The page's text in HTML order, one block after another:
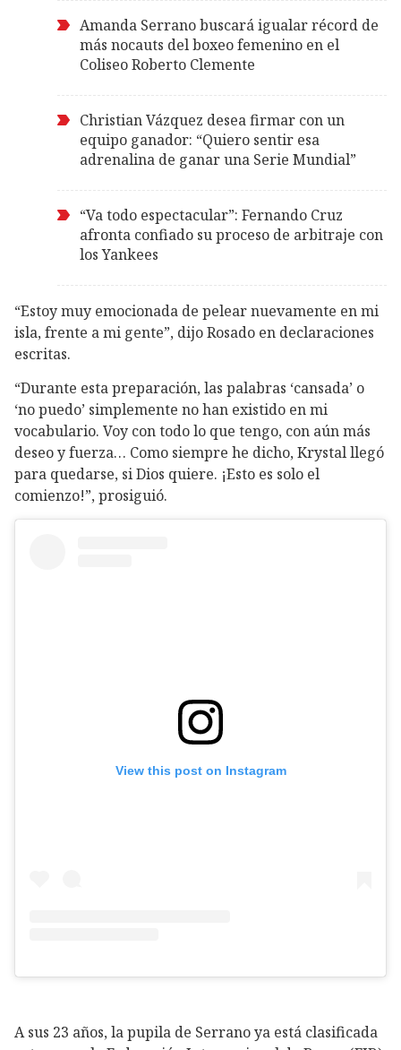
Amanda Serrano buscará igualar récord de
más nocauts del boxeo femenino en el
Coliseo Roberto Clemente
Christian Vázquez desea firmar con un
equipo ganador: “Quiero sentir esa
adrenalina de ganar una Serie Mundial”
“Va todo espectacular”: Fernando Cruz
afronta confiado su proceso de arbitraje con
los Yankees
“Estoy muy emocionada de pelear nuevamente en mi
isla, frente a mi gente”, dijo Rosado en declaraciones
escritas.
“Durante esta preparación, las palabras ‘cansada’ o
‘no puedo’ simplemente no han existido en mi
vocabulario. Voy con todo lo que tengo, con aún más
deseo y fuerza… Como siempre he dicho, Krystal llegó
para quedarse, si Dios quiere. ¡Esto es solo el
comienzo!”, prosiguió.
View this post on Instagram
A sus 23 años, la pupila de Serrano ya está clasificada